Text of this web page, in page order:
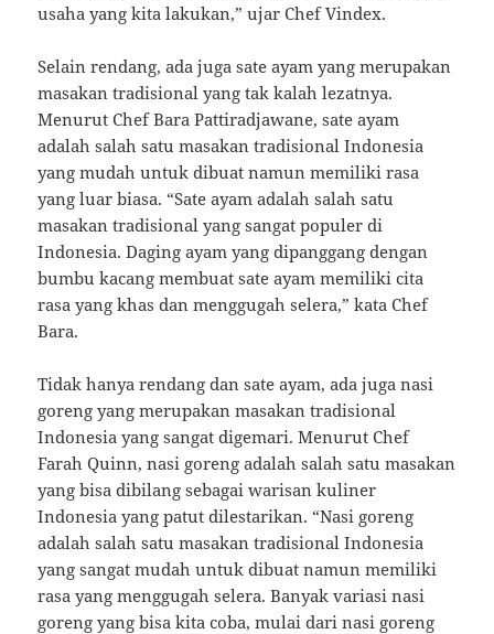
usaha yang kita lakukan,” ujar Chef Vindex.
Selain rendang, ada juga sate ayam yang merupakan
masakan tradisional yang tak kalah lezatnya.
Menurut Chef Bara Pattiradjawane, sate ayam
adalah salah satu masakan tradisional Indonesia
yang mudah untuk dibuat namun memiliki rasa
yang luar biasa. “Sate ayam adalah salah satu
masakan tradisional yang sangat populer di
Indonesia. Daging ayam yang dipanggang dengan
bumbu kacang membuat sate ayam memiliki cita
rasa yang khas dan menggugah selera,” kata Chef
Bara.
Tidak hanya rendang dan sate ayam, ada juga nasi
goreng yang merupakan masakan tradisional
Indonesia yang sangat digemari. Menurut Chef
Farah Quinn, nasi goreng adalah salah satu masakan
yang bisa dibilang sebagai warisan kuliner
Indonesia yang patut dilestarikan. “Nasi goreng
adalah salah satu masakan tradisional Indonesia
yang sangat mudah untuk dibuat namun memiliki
rasa yang menggugah selera. Banyak variasi nasi
goreng yang bisa kita coba, mulai dari nasi goreng